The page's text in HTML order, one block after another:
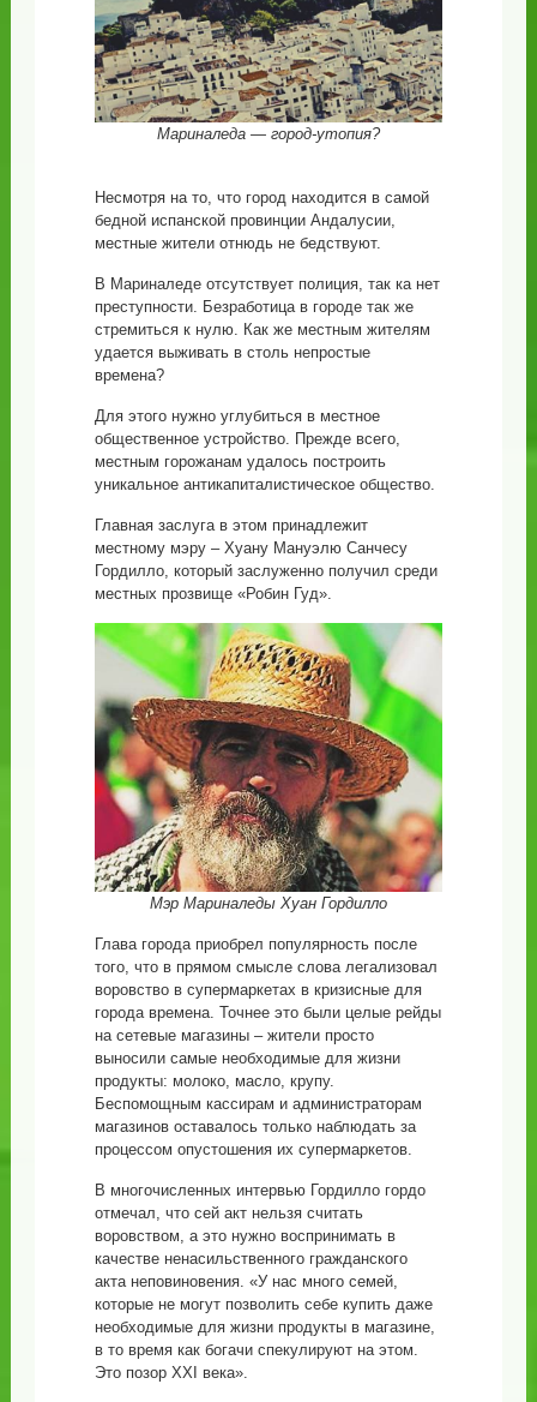
Мариналеда — город-утопия?
Несмотря на то, что город находится в самой
бедной испанской провинции Андалусии,
местные жители отнюдь не бедствуют.
В Мариналеде отсутствует полиция, так ка нет
преступности. Безработица в городе так же
стремиться к нулю. Как же местным жителям
удается выживать в столь непростые
времена?
Для этого нужно углубиться в местное
общественное устройство. Прежде всего,
местным горожанам удалось построить
уникальное антикапиталистическое общество.
Главная заслуга в этом принадлежит
местному мэру – Хуану Мануэлю Санчесу
Гордилло, который заслуженно получил среди
местных прозвище «Робин Гуд».
Мэр Мариналеды Хуан Гордилло
Глава города приобрел популярность после
того, что в прямом смысле слова легализовал
воровство в супермаркетах в кризисные для
города времена. Точнее это были целые рейды
на сетевые магазины – жители просто
выносили самые необходимые для жизни
продукты: молоко, масло, крупу.
Беспомощным кассирам и администраторам
магазинов оставалось только наблюдать за
процессом опустошения их супермаркетов.
В многочисленных интервью Гордилло гордо
отмечал, что сей акт нельзя считать
воровством, а это нужно воспринимать в
качестве ненасильственного гражданского
акта неповиновения. «У нас много семей,
которые не могут позволить себе купить даже
необходимые для жизни продукты в магазине,
в то время как богачи спекулируют на этом.
Это позор XXI века».